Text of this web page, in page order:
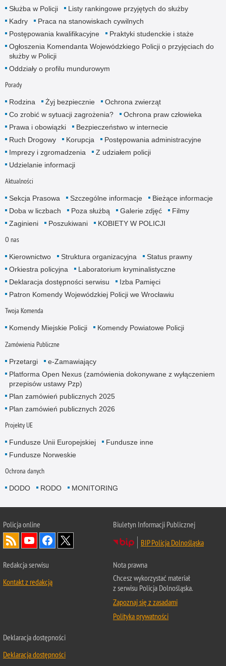
Służba w Policji
Listy rankingowe przyjętych do służby
Kadry
Praca na stanowiskach cywilnych
Postępowania kwalifikacyjne
Praktyki studenckie i staże
Ogłoszenia Komendanta Wojewódzkiego Policji o przyjęciach do
służby w Policji
Oddziały o profilu mundurowym
Porady
Rodzina Żyj bezpiecznie
Ochrona zwierząt
Co zrobić w sytuacji zagrożenia?
Ochrona praw człowieka
Prawa i obowiązki
Bezpieczeństwo w internecie
Ruch Drogowy
Korupcja
Postępowania administracyjne
Imprezy i zgromadzenia
Z udziałem policji
Udzielanie informacji
Aktualności
Sekcja Prasowa Szczególne informacje
Bieżące informacje
Doba w liczbach
Poza służbą Galerie zdjęć
Filmy
Zaginieni
Poszukiwani KOBIETY W POLICJI
O nas
Kierownictwo Struktura organizacyjna
Status prawny
Orkiestra policyjna
Laboratorium kryminalistyczne
Deklaracja dostępności serwisu
Izba Pamięci
Patron Komendy Wojewódzkiej Policji we Wrocławiu
Twoja Komenda
Komendy Miejskie Policji Komendy Powiatowe Policji
Zamówienia Publiczne
Przetargi
e-Zamawiający
Platforma Open Nexus (zamówienia dokonywane z wyłączeniem
przepisów ustawy Pzp)
Plan zamówień publicznych 2025
Plan zamówień publicznych 2026
Projekty UE
Fundusze Unii Europejskiej
Fundusze inne
Fundusze Norweskie
Ochrona danych
DODO RODO MONITORING
Policjaonline
Biuletyn Informacji Publicznej
BIP Policja Dolnośląska
Redakcja serwisu
Kontakt z redakcją
Nota prawna
Chcesz wykorzystać materiał
z serwisu Policja Dolnośląska.
Zapoznaj się z zasadami
Polityka prywatności
Deklaracja dostępności
Deklaracja dostępności